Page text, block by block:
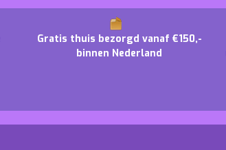
Gratis thuis bezorgd vanaf €150,-
binnen Nederland